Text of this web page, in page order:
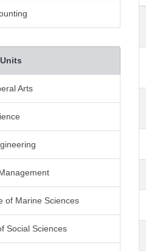
Arts
of Marine Sciences
Social Sciences